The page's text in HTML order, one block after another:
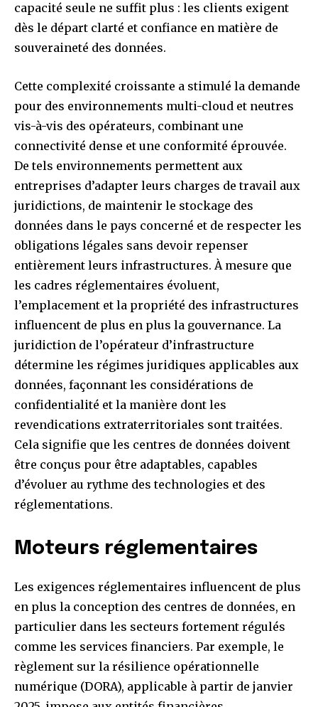
capacité seule ne suffit plus : les clients exigent
dès le départ clarté et confiance en matière de
souveraineté des données.
Cette complexité croissante a stimulé la demande
pour des environnements multi-cloud et neutres
vis-à-vis des opérateurs, combinant une
connectivité dense et une conformité éprouvée.
De tels environnements permettent aux
entreprises d’adapter leurs charges de travail aux
juridictions, de maintenir le stockage des
données dans le pays concerné et de respecter les
obligations légales sans devoir repenser
entièrement leurs infrastructures. À mesure que
les cadres réglementaires évoluent,
l’emplacement et la propriété des infrastructures
influencent de plus en plus la gouvernance. La
juridiction de l’opérateur d’infrastructure
détermine les régimes juridiques applicables aux
données, façonnant les considérations de
confidentialité et la manière dont les
revendications extraterritoriales sont traitées.
Cela signifie que les centres de données doivent
être conçus pour être adaptables, capables
d’évoluer au rythme des technologies et des
réglementations.
Moteurs réglementaires
Les exigences réglementaires influencent de plus
en plus la conception des centres de données, en
particulier dans les secteurs fortement régulés
comme les services financiers. Par exemple, le
règlement sur la résilience opérationnelle
numérique (DORA), applicable à partir de janvier